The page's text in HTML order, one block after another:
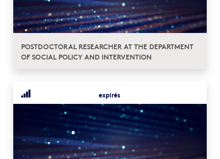
POSTDOCTORAL RESEARCHER AT THE DEPARTMENT
OF SOCIAL POLICY AND INTERVENTION
expirés